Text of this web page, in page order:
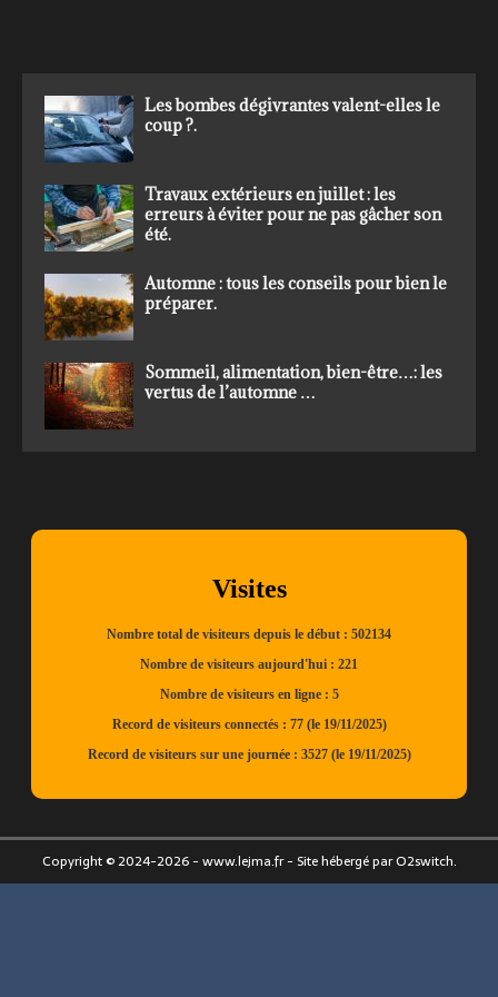
Les bombes dégivrantes valent-elles le
coup ?.
Travaux extérieurs en juillet : les
erreurs à éviter pour ne pas gâcher son
été.
Automne : tous les conseils pour bien le
préparer.
Sommeil, alimentation, bien-être…: les
vertus de l’automne …
Copyright © 2024-2026 - www.lejma.fr - Site hébergé par O2switch.